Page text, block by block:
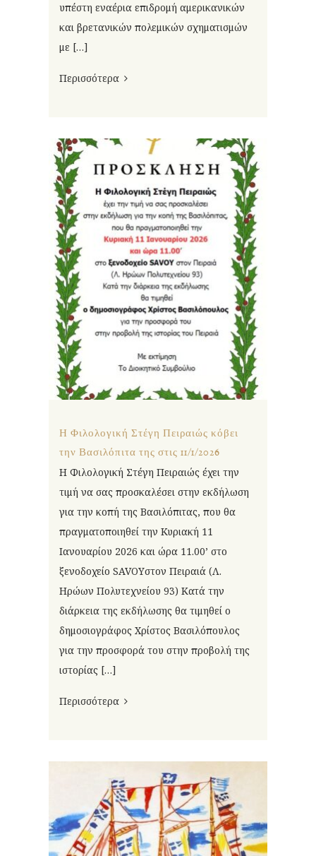
υπέστη εναέρια επιδρομή αμερικανικών
και βρετανικών πολεμικών σχηματισμών
με […]
Περισσότερα
Η Φιλολογική Στέγη Πειραιώς κόβει
την Βασιλόπιτα της στις 11/1/2026
Η Φιλολογική Στέγη Πειραιώς έχει την
τιμή να σας προσκαλέσει στην εκδήλωση
για την κοπή της Βασιλόπιτας, που θα
πραγματοποιηθεί την Κυριακή 11
Ιανουαρίου 2026 και ώρα 11.00’ στο
ξενοδοχείο SAVOYστον Πειραιά (Λ.
Ηρώων Πολυτεχνείου 93) Κατά την
διάρκεια της εκδήλωσης θα τιμηθεί ο
δημοσιογράφος Χρίστος Βασιλόπουλος
για την προσφορά του στην προβολή της
ιστορίας […]
Περισσότερα